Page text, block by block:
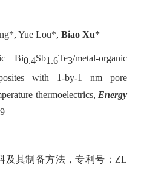
Yue Lou*, Biao Xu*
Bi0.4Sb1.6Te3/metal-organic
with 1-by-1 nm pore
thermoelectrics, Energy
其制备方法，专利号： ZL